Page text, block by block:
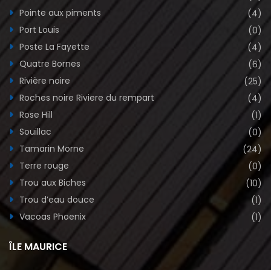
Pointe aux piments
(4)
Port Louis
(0)
Poste La Fayette
(4)
Quatre Bornes
(6)
Rivière noire
(25)
Roches noire Riviere du rempart
(4)
Rose Hill
(1)
Souillac
(0)
Tamarin Morne
(24)
Terre rouge
(0)
Trou aux Biches
(10)
Trou d’eau douce
(1)
Vacoas Phoenix
(1)
ÎLE MAURICE